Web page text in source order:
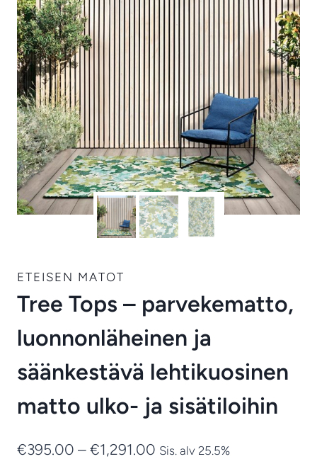
ETEISEN MATOT
Tree Tops – parvekematto,
luonnonläheinen ja
säänkestävä lehtikuosinen
matto ulko- ja sisätiloihin
€395.00 – €1,291.00 Hintaluokka:
Sis. alv 25.5%